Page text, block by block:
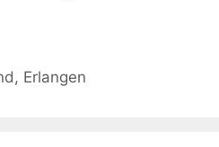
, Erlangen